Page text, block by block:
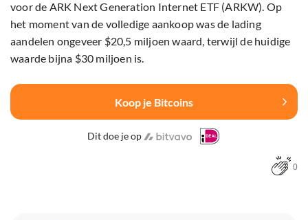
voor de ARK Next Generation Internet ETF (ARKW). Op
het moment van de volledige aankoop was de lading
aandelen ongeveer $20,5 miljoen waard, terwijl de huidige
waarde bijna $30 miljoen is.
Koop je Bitcoins
Dit doe je op
0